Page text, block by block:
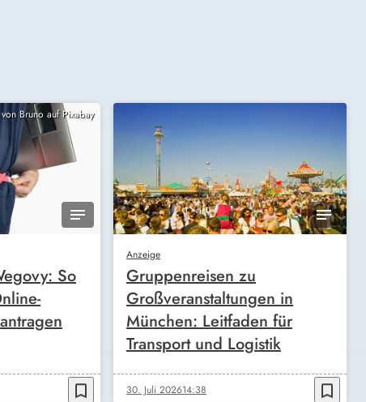
Bruno auf Pixabay
So
bookmark_border
Anzeige
Gruppenreisen zu
Großveranstaltungen in
München: Leitfaden für
Transport und Logistik
30. Juli 202614:38 bookmark_border